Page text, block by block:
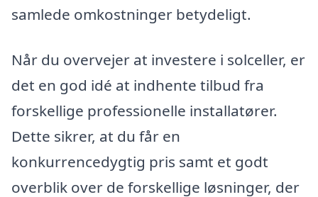
samlede omkostninger betydeligt.
Når du overvejer at investere i solceller, er
det en god idé at indhente tilbud fra
forskellige professionelle installatører.
Dette sikrer, at du får en
konkurrencedygtig pris samt et godt
overblik over de forskellige løsninger, der